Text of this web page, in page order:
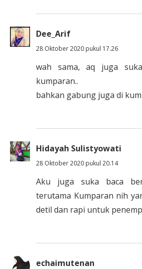
Dee_Arif
28 Oktober 2020 pukul 17.26
wah sama, aq juga
kumparan..
bahkan gabung juga di
Hidayah Sulistyowati
28 Oktober 2020 pukul 20.14
Aku juga suka baca
terutama Kumparan nih
detil dan rapi untuk
echaimutenan